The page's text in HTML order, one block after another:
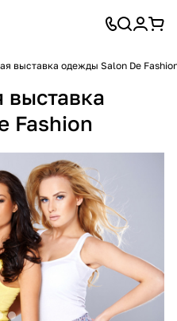
выставка одежды Salon De
Fashion